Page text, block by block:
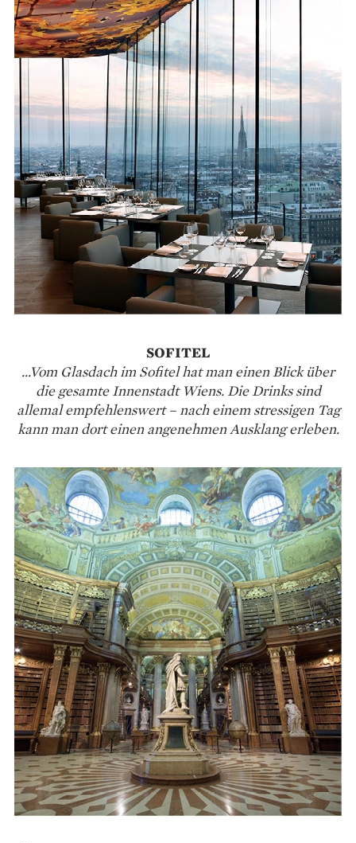
SOFITEL
...Vom Glasdach im Sofitel hat man einen Blick über
die gesamte Innenstadt Wiens. Die Drinks sind
allemal empfehlenswert – nach einem stressigen Tag
kann man dort einen angenehmen Ausklang erleben.